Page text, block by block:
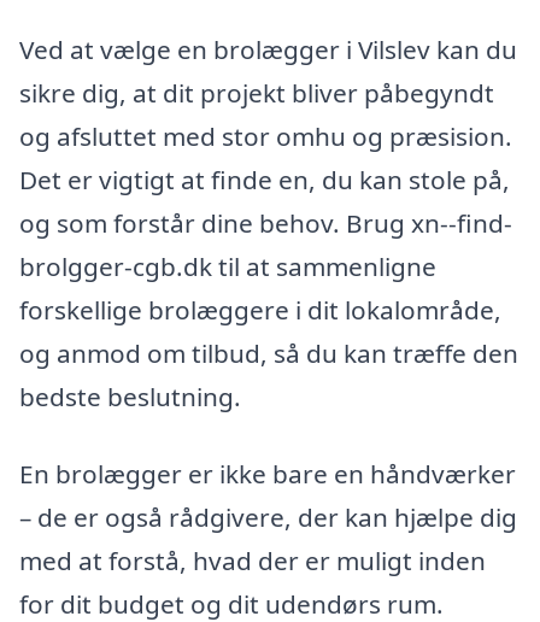
Ved at vælge en brolægger i Vilslev kan du
sikre dig, at dit projekt bliver påbegyndt
og afsluttet med stor omhu og præsision.
Det er vigtigt at finde en, du kan stole på,
og som forstår dine behov. Brug xn--find-
brolgger-cgb.dk til at sammenligne
forskellige brolæggere i dit lokalområde,
og anmod om tilbud, så du kan træffe den
bedste beslutning.
En brolægger er ikke bare en håndværker
– de er også rådgivere, der kan hjælpe dig
med at forstå, hvad der er muligt inden
for dit budget og dit udendørs rum.